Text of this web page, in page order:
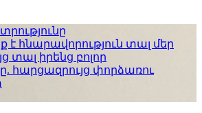
հնարավորություն տալ մեր
տալ իրենց բոլոր
հարցազրույց փորձառու